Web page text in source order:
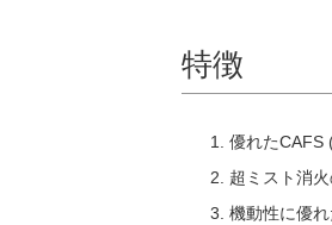
特徴
優れたCAFS
超ミスト消
機動性に優れ